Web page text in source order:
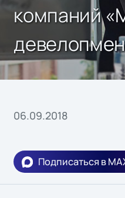
компаний
06.09.2018
Подписаться в